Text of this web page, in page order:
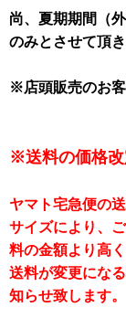
尚、夏期期間（
のみとさせて頂き
※店頭販売のお客
※送料の価格
ヤマト宅急便の
サイズにより、
料の金額より高
送料が変更にな
知らせ致します。